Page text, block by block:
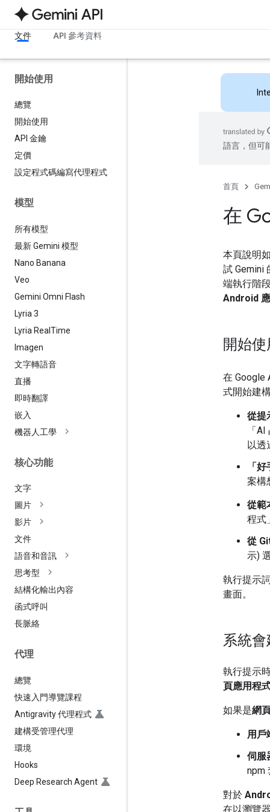
文件 API 參考資料
開始使用
總覽
開始使用
API 金鑰
定價
設定程式碼編寫代理程式
模型
所有模型
最新 Gemini 模型
Nano Banana
Veo
Gemini Omni Flash
Lyria 3
Lyria Real Time
Imagen
文字轉語音
直播
即時翻譯
嵌入
機器人工學
核心功能
文字
圖片
影片
文件
語音和音訊
思考型
結構化輸出內容
函式呼叫
長脈絡
代理
總覽
快速入門導覽課程
Antigravity 代理程式
建構受管理代理
環境
Hooks
Deep Research Agent
語言，但可
首頁
在
本頁說明
試 Gemini
端執行階
Android
開始使
在 Google
式開始建
從提
「
以透
「
案構
從範
程式
從
示)
執行提示
畫面。
系統
執行提示
頁應用程
如果是網
用戶
伺服
npm
對於
在以瀏覽